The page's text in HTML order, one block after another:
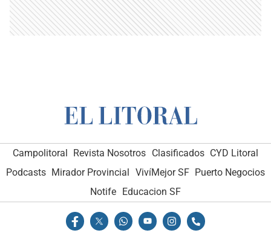
Campolitoral Revista Nosotros Clasificados CYD Litoral
Podcasts Mirador Provincial VivíMejor SF Puerto Negocios
Notife
Educacion SF